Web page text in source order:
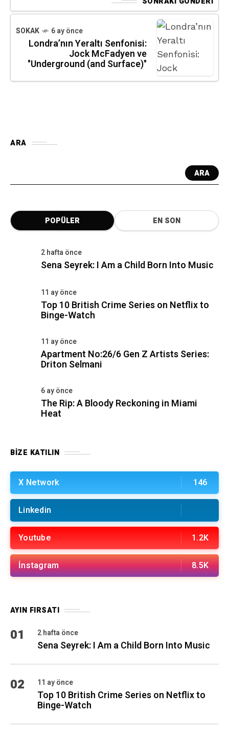
SOKAK 6 ay önce
Londra’nın Yeraltı Senfonisi:
Jock McFadyen ve
"Underground (and Surface)"
ARA
ARA
POPÜLER EN SON
2 hafta önce
Sena Seyrek: I Am a Child Born Into Music
11 ay önce
Top 10 British Crime Series on Netflix to
Binge-Watch
11 ay önce
Apartment No:26/6 Gen Z Artists Series:
Driton Selmani
6 ay önce
The Rip: A Bloody Reckoning in Miami
Heat
BIZE KATILIN
X Network 146
Linkedin
Youtube 1.2K
İnstagram 8.5K
AYIN FIRSATI
01 2 hafta önce
Sena Seyrek: I Am a Child Born Into Music
02 11 ay önce
Top 10 British Crime Series on Netflix to
Binge-Watch